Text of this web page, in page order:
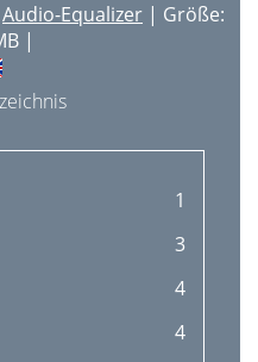
Audio-Equalizer | Größe:
|
1
3
4
4